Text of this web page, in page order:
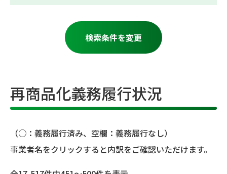
検索条件を変更
再商品化義務履行状況
（○：義務履行済み、空欄：義務履行なし）
事業者名をクリックすると内訳をご確認いただけます。